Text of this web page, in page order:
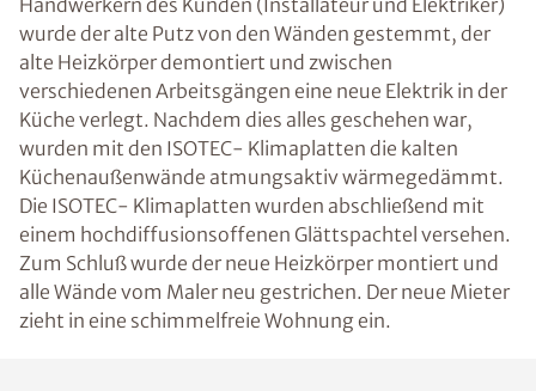
Handwerkern des Kunden (Installateur und Elektriker)
wurde der alte Putz von den Wänden gestemmt, der
alte Heizkörper demontiert und zwischen
verschiedenen Arbeitsgängen eine neue Elektrik in der
Küche verlegt. Nachdem dies alles geschehen war,
wurden mit den ISOTEC- Klimaplatten die kalten
Küchenaußenwände atmungsaktiv wärmegedämmt.
Die ISOTEC- Klimaplatten wurden abschließend mit
einem hochdiffusionsoffenen Glättspachtel versehen.
Zum Schluß wurde der neue Heizkörper montiert und
alle Wände vom Maler neu gestrichen. Der neue Mieter
zieht in eine schimmelfreie Wohnung ein.